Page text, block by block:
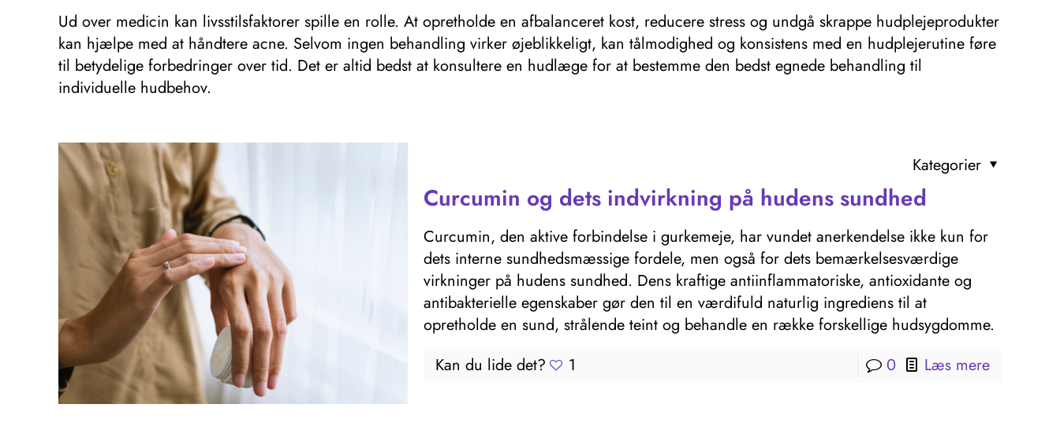
Ud over medicin kan livsstilsfaktorer spille en rolle. At opretholde en afbalanceret kost, reducere stress og undgå skrappe hudplejeprodukter
kan hjælpe med at håndtere acne. Selvom ingen behandling virker øjeblikkeligt, kan tålmodighed og konsistens med en hudplejerutine føre
til betydelige forbedringer over tid. Det er altid bedst at konsultere en hudlæge for at bestemme den bedst egnede behandling til
individuelle hudbehov.
Kategorier
Curcumin og dets indvirkning på hudens sundhed
Curcumin, den aktive forbindelse i gurkemeje, har vundet anerkendelse ikke kun for
dets interne sundhedsmæssige fordele, men også for dets bemærkelsesværdige
virkninger på hudens sundhed. Dens kraftige antiinflammatoriske, antioxidante og
antibakterielle egenskaber gør den til en værdifuld naturlig ingrediens til at
opretholde en sund, strålende teint og behandle en række forskellige hudsygdomme.
Kan du lide det?
1 0 Læs mere